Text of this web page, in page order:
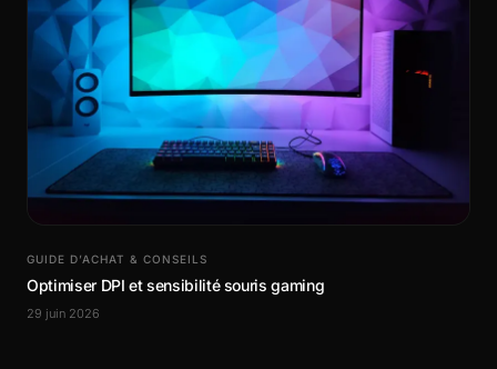
GUIDE D’ACHAT & CONSEILS
Optimiser DPI et sensibilité souris gaming
29 juin 2026